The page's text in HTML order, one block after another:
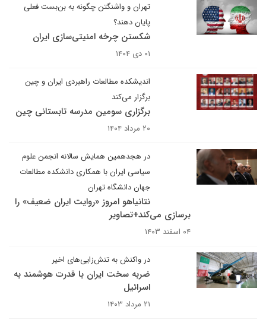
تهران و واشنگتن چگونه به بن‌بست فعلی
پایان دهند؟
شکستن چرخه امنیتی‌سازی ایران
۰۱ دی ۱۴۰۴
اندیشکده مطالعات راهبردی ایران و چین
برگزار می‌کند
برگزاری سومین مدرسه تابستانی چین
۲۰ مرداد ۱۴۰۴
در هجدهمین همایش سالانه انجمن علوم
سیاسی ایران با همکاری دانشکده مطالعات
جهان دانشگاه تهران
نتانیاهو امروز «روایت ایران ضعیف» را
برسازی می‌کند+تصاویر
۰۴ اسفند ۱۴۰۳
در واکنش به تنش‌زایی‌های اخیر
ضربه سخت ایران با قدرت هوشمند به
اسرائیل
۲۱ مرداد ۱۴۰۳